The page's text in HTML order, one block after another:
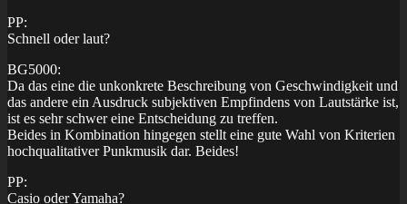
PP:
Schnell oder laut?
BG5000:
Da das eine die unkonkrete Beschreibung von Geschwindigkeit und
das andere ein Ausdruck subjektiven Empfindens von Lautstärke ist,
ist es sehr schwer eine Entscheidung zu treffen.
Beides in Kombination hingegen stellt eine gute Wahl von Kriterien
hochqualitativer Punkmusik dar. Beides!
PP:
Casio oder Yamaha?